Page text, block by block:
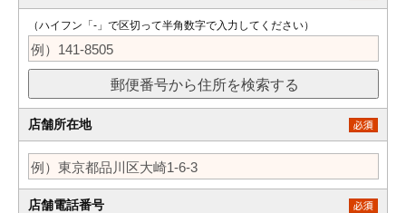
（ハイフン「-」で区切って半角数字で入力してください）
店舗所在地
店舗電話番号